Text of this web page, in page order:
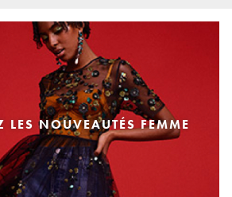
LES NOUVEAUTÉS FEMME